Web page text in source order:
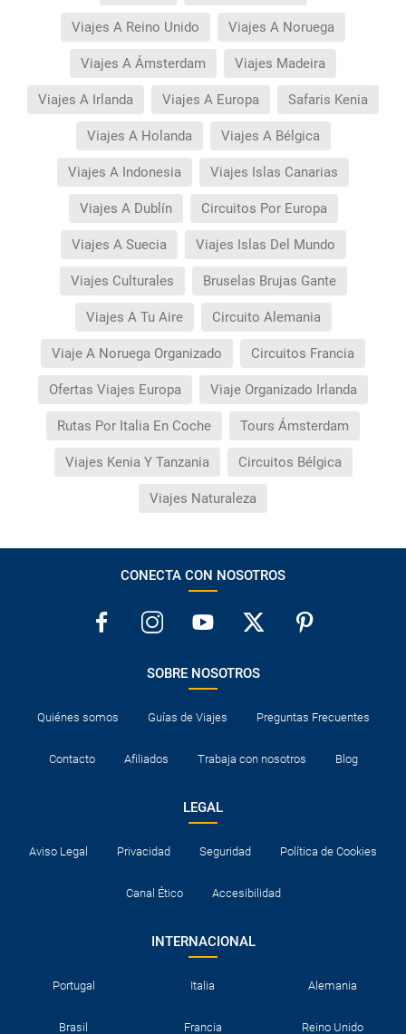
Viajes A Reino Unido Viajes A Noruega
Viajes A Ámsterdam Viajes Madeira
Viajes A Irlanda Viajes A Europa Safaris Kenia
Viajes A Holanda Viajes A Bélgica
Viajes A Indonesia Viajes Islas Canarias
Viajes A Dublín Circuitos Por Europa
Viajes A Suecia Viajes Islas Del Mundo
Viajes Culturales Bruselas Brujas Gante
Viajes A Tu Aire Circuito Alemania
Viaje A Noruega Organizado Circuitos Francia
Ofertas Viajes Europa Viaje Organizado Irlanda
Rutas Por Italia En Coche Tours Ámsterdam
Viajes Kenia Y Tanzania Circuitos Bélgica
Viajes Naturaleza
CONECTA CON NOSOTROS
SOBRE NOSOTROS
Quiénes somos Guías de Viajes Preguntas Frecuentes
Contacto Afiliados Trabaja con nosotros Blog
LEGAL
Aviso Legal Privacidad Seguridad Política de Cookies
Canal Ético Accesibilidad
INTERNACIONAL
Portugal Italia Alemania
Brasil Francia Reino Unido